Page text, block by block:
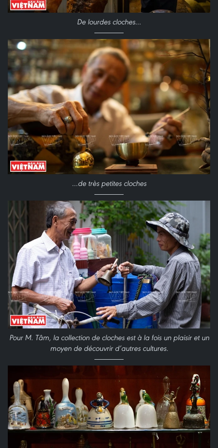
De lourdes cloches...
...de très petites cloches
Pour M. Tâm, la collection de cloches est à la fois un plaisir et un
moyen de découvrir d’autres cultures.